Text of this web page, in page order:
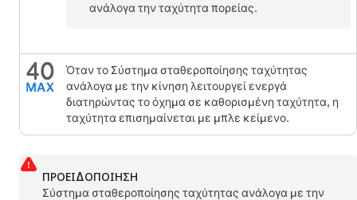
ανάλογα την ταχύτητα πορείας.
Όταν το Σύστημα σταθεροποίησης ταχύτητας
ανάλογα με την κίνηση λειτουργεί ενεργά
διατηρώντας το όχημα σε καθορισμένη ταχύτητα, η
ταχύτητα επισημαίνεται με μπλε κείμενο.
ΠΡΟΕΙΔΟΠΟΊΗΣΗ
Σύστημα σταθεροποίησης ταχύτητας ανάλογα με την